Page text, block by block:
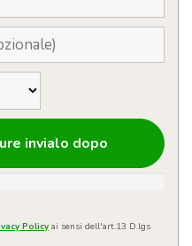
invialo dopo
Policy ai sensi dell'art.13 D.lgs